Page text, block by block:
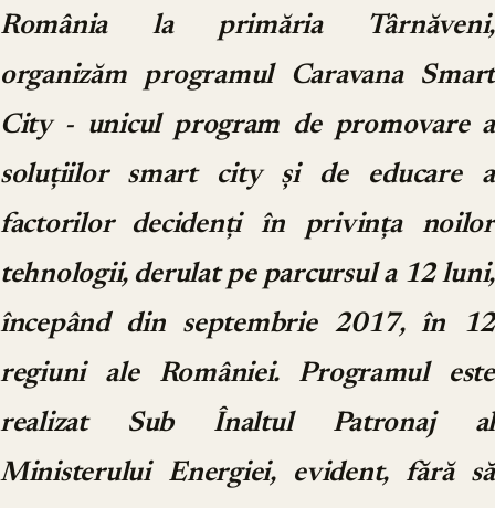
România la primăria Târnăveni,
organizăm programul Caravana Smart
City - unicul program de promovare a
soluțiilor smart city și de educare a
factorilor decidenți în privința noilor
tehnologii, derulat pe parcursul a 12 luni,
începând din septembrie 2017, în 12
regiuni ale României. Programul este
realizat Sub Înaltul Patronaj al
Ministerului Energiei, evident, fără să